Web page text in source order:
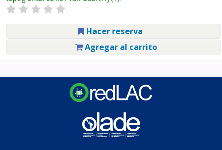
Hacer reserva
Agregar al carrito